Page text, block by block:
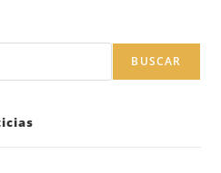
BUSCAR